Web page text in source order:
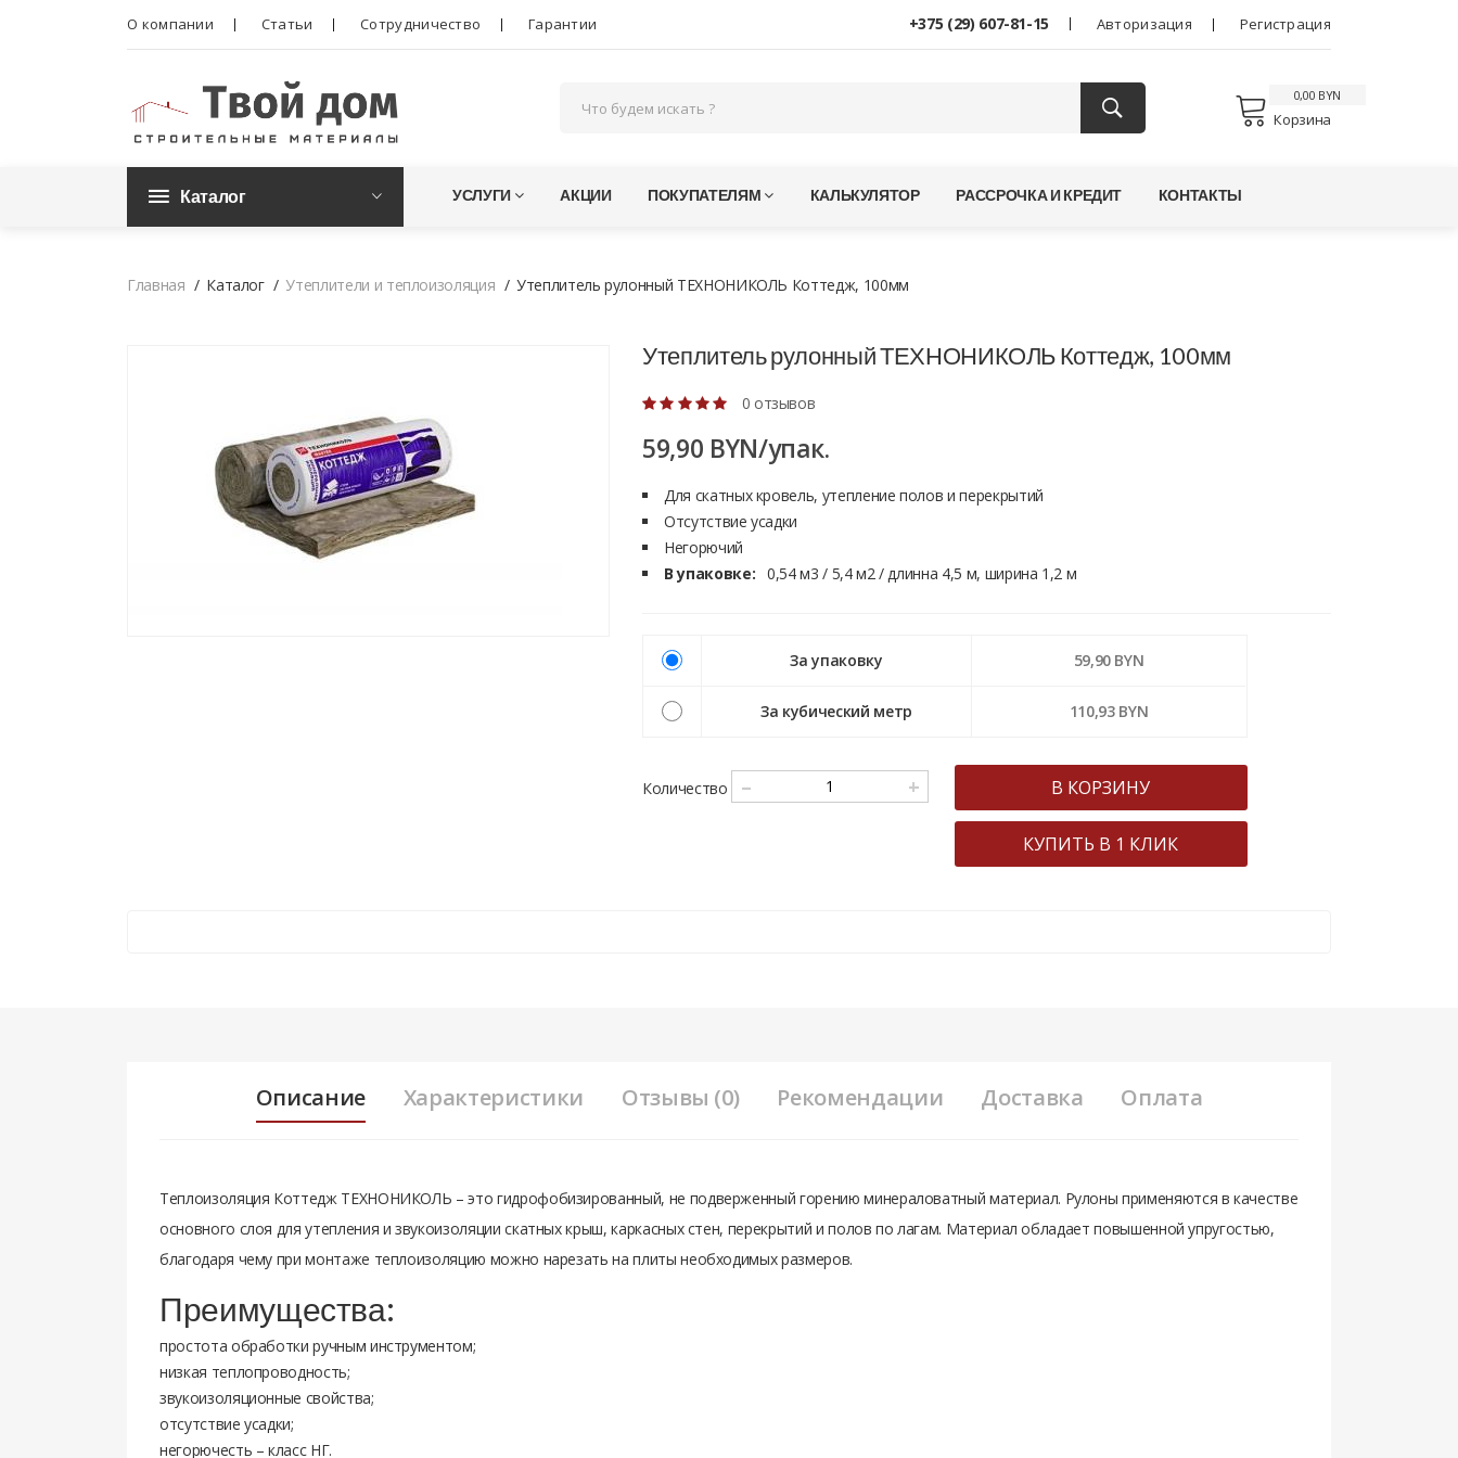
О компании Статьи Сотрудничество Гарантии +375 (29) 607-81-15 Авторизация Регистрация
Корзина
0,00 BYN
Каталог УСЛУГИ АКЦИИ ПОКУПАТЕЛЯМ КАЛЬКУЛЯТОР РАССРОЧКА И КРЕДИТ КОНТАКТЫ
Главная Каталог Утеплители и теплоизоляция Утеплитель рулонный ТЕХНОНИКОЛЬ Коттедж, 100мм
Утеплитель рулонный ТЕХНОНИКОЛЬ Коттедж, 100мм
0 отзывов
59,90 BYN/упак.
Для скатных кровель, утепление полов и перекрытий
Отсутствие усадки
Негорючий
В упаковке: 0,54 м3 / 5,4 м2 / длинна 4,5 м, ширина 1,2 м
За упаковку 59,90 BYN
За кубический метр 110,93 BYN
Количество – + В КОРЗИНУ
КУПИТЬ В 1 КЛИК
Описание Характеристики Отзывы (0) Рекомендации Доставка Оплата
Теплоизоляция Коттедж ТЕХНОНИКОЛЬ – это гидрофобизированный, не подверженный горению минераловатный материал. Рулоны применяются в качестве
основного слоя для утепления и звукоизоляции скатных крыш, каркасных стен, перекрытий и полов по лагам. Материал обладает повышенной упругостью,
благодаря чему при монтаже теплоизоляцию можно нарезать на плиты необходимых размеров.
Преимущества:
простота обработки ручным инструментом;
низкая теплопроводность;
звукоизоляционные свойства;
отсутствие усадки;
негорючесть – класс НГ.